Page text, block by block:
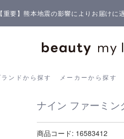
【重要】熊本地震の影響によりお届けに
ランドから探す メーカーから探す
ブランドから探す メーカーから
ナイン ファーミン
商品コード: 16583412